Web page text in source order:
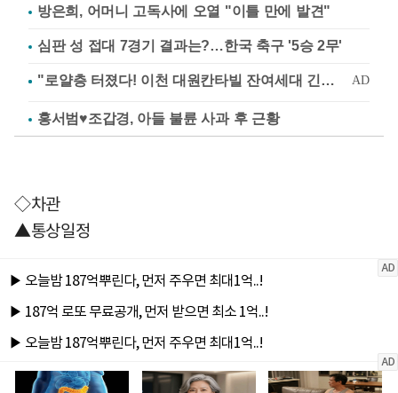
방은희, 어머니 고독사에 오열 "이틀 만에 발견"
심판 성 접대 7경기 결과는?…한국 축구 '5승 2무'
홍서범♥조갑경, 아들 불륜 사과 후 근황
◇차관
▲통상일정